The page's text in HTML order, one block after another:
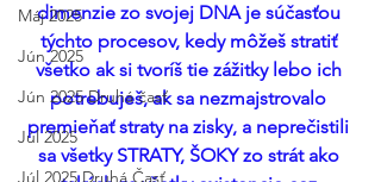
Máj 2025
Jún 2025
Jún 2025 Druhá časť
Júl 2025
Júl 2025 Druhá Časť
dimenzie zo svojej DNA je súčasťou
týchto procesov, kedy môžeš stratiť
všetko ak si tvoríš tie zážitky lebo ich
potrebuješ, ak sa nezmajstrovalo
premieňať straty na zisky, a neprečistili
sa všetky STRATY, ŠOKY zo strát ako